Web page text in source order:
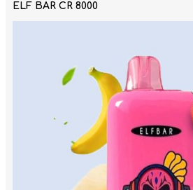
ELF BAR CR 8000